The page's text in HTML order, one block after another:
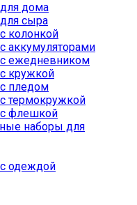
дома
сыра
колонкой
аккумуляторами
ежедневником
кружкой
пледом
термокружкой
флешкой
наборы для
одеждой